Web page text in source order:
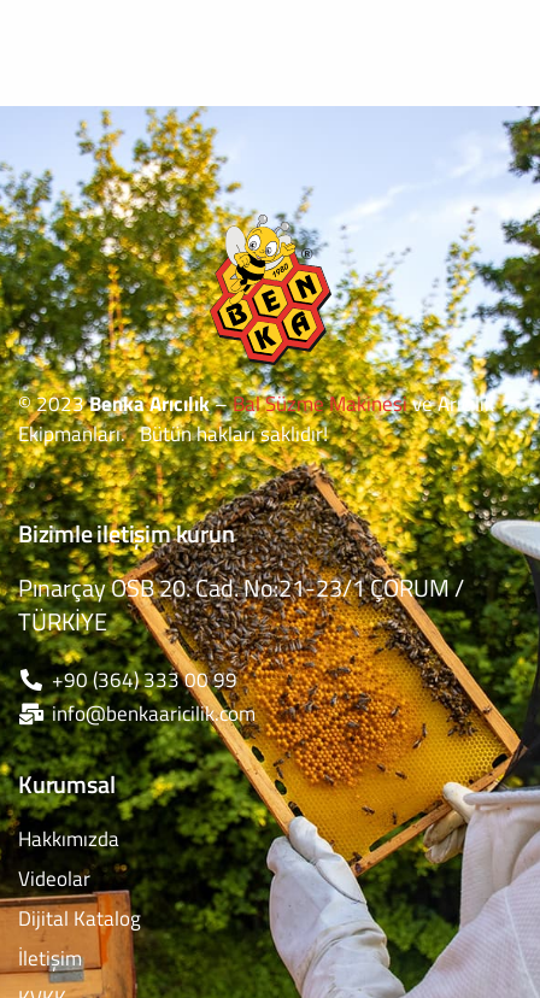
© 2023Benka Arıcılık–Bal Süzme Makinesive Arıcılık
Ekipmanları. Bütün hakları saklıdır!
Bizimle iletişim kurun
Pınarçay OSB 20. Cad. No:21-23/1 ÇORUM /
TÜRKİYE
+90 (364) 333 00 99
info@benkaaricilik.com
Kurumsal
Hakkımızda
Videolar
Dijital Katalog
İletişim